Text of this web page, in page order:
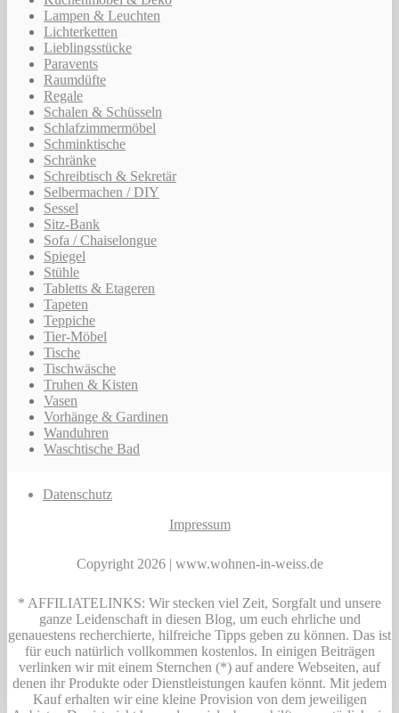
Lampen & Leuchten
Lichterketten
Lieblingsstücke
Paravents
Raumdüfte
Regale
Schalen & Schüsseln
Schlafzimmermöbel
Schminktische
Schränke
Schreibtisch & Sekretär
Selbermachen / DIY
Sessel
Sitz-Bank
Sofa / Chaiselongue
Spiegel
Stühle
Tabletts & Etageren
Tapeten
Teppiche
Tier-Möbel
Tische
Tischwäsche
Truhen & Kisten
Vasen
Vorhänge & Gardinen
Wanduhren
Waschtische Bad
Datenschutz
Impressum
Copyright 2026 | www.wohnen-in-weiss.de
* AFFILIATELINKS: Wir stecken viel Zeit, Sorgfalt und unsere
ganze Leidenschaft in diesen Blog, um euch ehrliche und
genauestens recherchierte, hilfreiche Tipps geben zu können. Das ist
für euch natürlich vollkommen kostenlos. In einigen Beiträgen
verlinken wir mit einem Sternchen (*) auf andere Webseiten, auf
denen ihr Produkte oder Dienstleistungen kaufen könnt. Mit jedem
Kauf erhalten wir eine kleine Provision von dem jeweiligen